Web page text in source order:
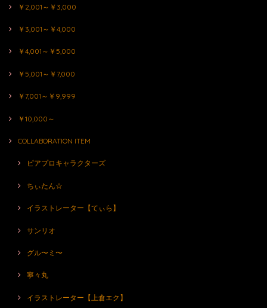
￥2,001～￥3,000
￥3,001～￥4,000
￥4,001～￥5,000
￥5,001～￥7,000
￥7,001～￥9,999
￥10,000～
COLLABORATION ITEM
ピアプロキャラクターズ
ちぃたん☆
イラストレーター【てぃら】
サンリオ
グル〜ミ〜
寧々丸
イラストレーター【上倉エク】